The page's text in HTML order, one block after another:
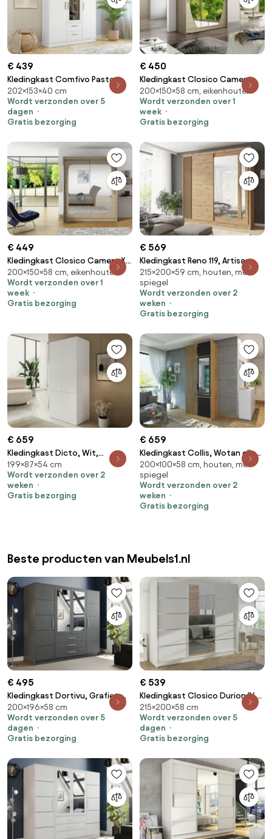
€ 439
Kledingkast Comfivo Pastor,
Wit, 202x153x40cm, 113.5 kg,
Kledingkast deuren: Met
scharnieren
202×153×40 cm
Wordt verzonden over 5
dagen
Gratis bezorging
€ 450
Kledingkast Closico Camera
VIII, Sonoma eik,
200x150x58cm, 129 kg,
Kledingkast deuren: Schuivend,
Aantal planken: 5, Aantal
planken: 5
200×150×58 cm, eikenhouten
Wordt verzonden over 1
week
Gratis bezorging
€ 449
Kledingkast Closico Camera XII,
Sonoma eik, 200x150x58cm, 116
kg, Kledingkast deuren:
Schuivend, Aantal planken: 5,
Aantal planken: 5
200×150×58 cm, eikenhouten
Wordt verzonden over 1
week
Gratis bezorging
€ 569
Kledingkast Reno 119, Artisan
eiken, 215x200x59cm, 167 kg,
Kledingkast deuren: Schuivend,
Aantal planken: 4, Aantal
planken: 4
215×200×59 cm, houten, met
spiegel
Wordt verzonden over 2
weken
Gratis bezorging
€ 659
Kledingkast Dicto, Wit,
199x87x54cm, Kledingkast
deuren: Met scharnieren,
Aantal planken: 1, Aantal
planken: 1
199×87×54 cm
Wordt verzonden over 2
weken
Gratis bezorging
€ 659
Kledingkast Collis, Wotan eik,
Zwart, 200x100x58cm, 128.2 kg,
Kledingkast deuren: Met
scharnieren
200×100×58 cm, houten, met
spiegel
Wordt verzonden over 2
weken
Gratis bezorging
Beste producten van Meubels1.nl
€ 495
Kledingkast Dortivu, Grafiet,
Zilver, 200x196x58cm, 174 kg,
Kledingkast deuren: Met
scharnieren
200×196×58 cm
Wordt verzonden over 5
dagen
Gratis bezorging
€ 539
Kledingkast Closico Durion IV,
Wit, 215x200x58cm, 171 kg,
Kledingkast deuren: Schuivend,
Aantal planken: 9, Aantal
215×200×58 cm
Wordt verzonden over 5
dagen
Gratis bezorging